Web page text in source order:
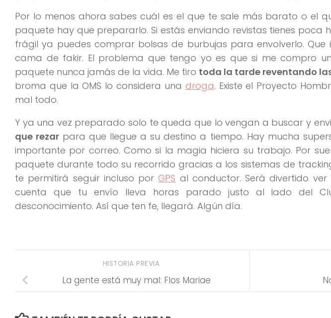
Por lo menos ahora sabes cuál es el que te sale más barato o el
paquete hay que prepararlo. Si estás enviando revistas tienes poca
frágil ya puedes comprar bolsas de burbujas para envolverlo.
cama de fakir. El problema que tengo yo es que si me compro
paquete nunca jamás de la vida. Me tiro toda la tarde reventando
broma que la OMS lo considera una droga. Existe el Proyecto
mal todo.
Y ya una vez preparado solo te queda que lo vengan a buscar y
que rezar para que llegue a su destino a tiempo. Hay mucha
importante por correo. Como si la magia hiciera su trabajo. Por
paquete durante todo su recorrido gracias a los sistemas de
te permitirá seguir incluso porGPS al conductor. Será divertido
cuenta que tu envío lleva horas parado justo al lado del
desconocimiento. Así que ten fe, llegará. Algún día.
HISTORIA PREVIA
La gente está muy mal: Flos Mariae